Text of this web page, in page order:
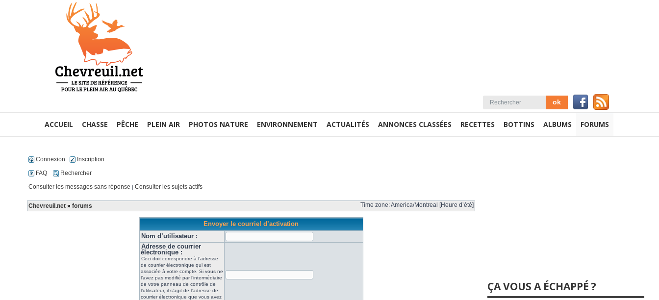
ACCUEIL CHASSE PÊCHE PLEIN AIR PHOTOS NATURE ENVIRONNEMENT ACTUALITÉS ANNONCES CLASSÉES RECETTES BOTTINS ALBUMS FORUMS
Connexion
Inscription
FAQ
Rechercher
Consulter les messages sans réponse | Consulter les sujets actifs
Chevreuil.net » forums Time zone: America/Montreal [Heure d’été]
Envoyer le courriel d’activation
Nom d’utilisateur :
Adresse de courrier
électronique :
Ceci doit correspondre à l’adresse
de courrier électronique qui est
associée à votre compte. Si vous ne
l’avez pas modifié par l’intermédiaire
de votre panneau de contrôle de
l’utilisateur, il s’agit de l’adresse de
courrier électronique que vous avez
ÇA VOUS A ÉCHAPPÉ ?